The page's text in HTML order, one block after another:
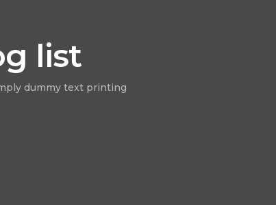
list
dummy text printing